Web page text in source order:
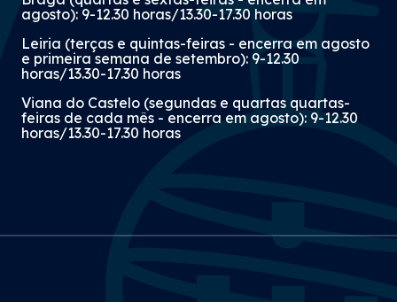
agosto): 9-12.30 horas/13.30-17.30 horas
Leiria (terças e quintas-feiras - encerra em agosto
e primeira semana de setembro): 9-12.30
horas/13.30-17.30 horas
Viana do Castelo (segundas e quartas quartas-
feiras de cada mês - encerra em agosto): 9-12.30
horas/13.30-17.30 horas